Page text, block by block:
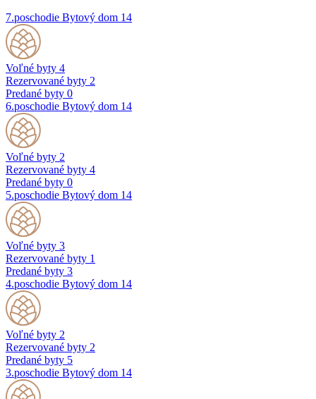
7.poschodie Bytový dom 14
Voľné byty 4
Rezervované byty 2
Predané byty 0
6.poschodie Bytový dom 14
Voľné byty 2
Rezervované byty 4
Predané byty 0
5.poschodie Bytový dom 14
Voľné byty 3
Rezervované byty 1
Predané byty 3
4.poschodie Bytový dom 14
Voľné byty 2
Rezervované byty 2
Predané byty 5
3.poschodie Bytový dom 14